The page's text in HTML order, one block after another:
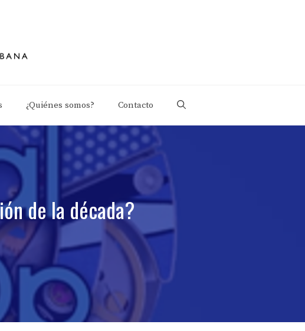
¿Quiénes somos? Contacto
de la década?